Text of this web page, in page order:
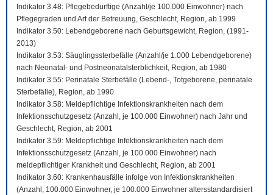
Indikator 3.48: Pflegebedürftige (Anzahl/je 100.000 Einwohner) nach
Pflegegraden und Art der Betreuung, Geschlecht, Region, ab 1999
Indikator 3.50: Lebendgeborene nach Geburtsgewicht, Region, (1991-
2013)
Indikator 3.53: Säuglingssterbefälle (Anzahl/je 1.000 Lebendgeborene)
nach Neonatal- und Postneonatalsterblichkeit, Region, ab 1980
Indikator 3.55: Perinatale Sterbefälle (Lebend-, Totgeborene, perinatale
Sterbefälle), Region, ab 1990
Indikator 3.58: Meldepflichtige Infektionskrankheiten nach dem
Infektionsschutzgesetz (Anzahl, je 100.000 Einwohner) nach Jahr und
Geschlecht, Region, ab 2001
Indikator 3.59: Meldepflichtige Infektionskrankheiten nach dem
Infektionsschutzgesetz (Anzahl, je 100.000 Einwohner) nach
meldepflichtiger Krankheit und Geschlecht, Region, ab 2001
Indikator 3.60: Krankenhausfälle infolge von Infektionskrankheiten
(Anzahl, 100.000 Einwohner, je 100.000 Einwohner altersstandardisiert